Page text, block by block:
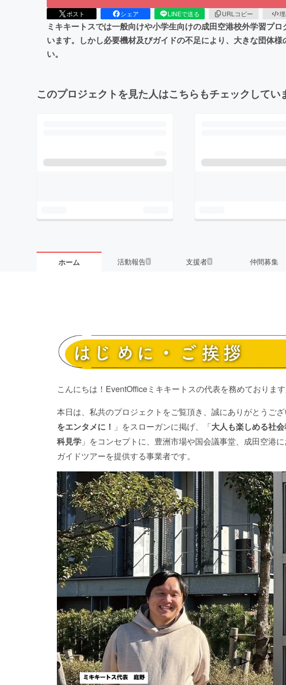
ポスト シェア LINEで送る URLコピー
ミキキートスでは一般向けや小学生向けの成田空港校外学習プ
います。しかし必要機材及びガイドの不足により、大きな団体
い。
このプロジェクトを見た人はこちらもチェックしてい
ホーム 活動報告6 支援者9 仲間募集
こんにちは！EventOfficeミキキートスの代表を務めております
本日は、私共のプロジェクトをご覧頂き、誠にありがとうご
をエンタメに！ 」をスローガンに掲げ、「大人も楽しめる社
科見学 」をコンセプトに、豊洲市場や国会議事堂、成田空港
ガイドツアーを提供する事業者です。